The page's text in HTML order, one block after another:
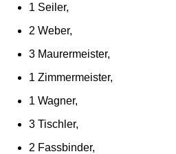
1 Seiler,
2 Weber,
3 Maurermeister,
1 Zimmermeister,
1 Wagner,
3 Tischler,
2 Fassbinder,